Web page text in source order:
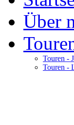
Über
Touren -
Touren -